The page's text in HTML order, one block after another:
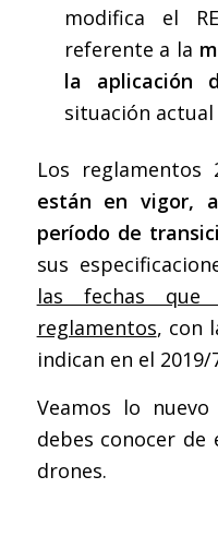
modifica el
referente a la
la aplicación
situación actual
Los reglamentos
están en vigor,
período de
sus
las fechas que
reglamentos, con
indican en el 2019/
Veamos lo
debes conocer de
drones.